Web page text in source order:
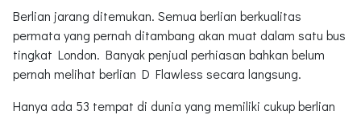
Berlian jarang ditemukan. Semua berlian berkualitas
permata yang pernah ditambang akan muat dalam satu bus
tingkat London. Banyak penjual perhiasan bahkan belum
pernah melihat berlian D Flawless secara langsung.
Hanya ada 53 tempat di dunia yang memiliki cukup berlian